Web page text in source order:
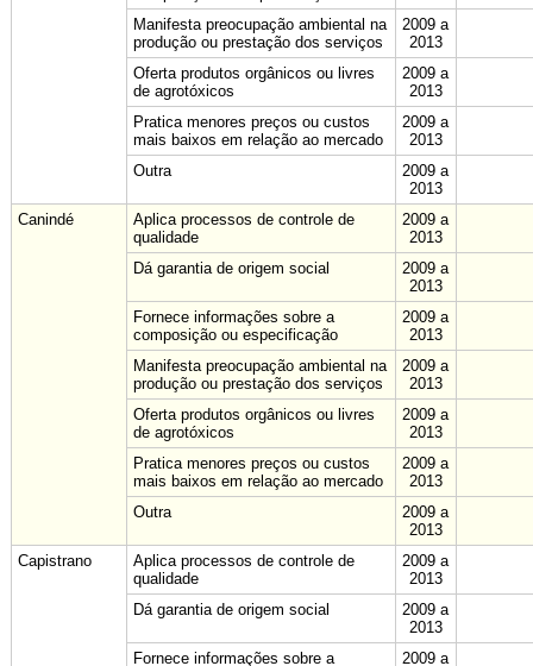
Manifesta preocupação ambiental na
produção ou prestação dos serviços
2009 a
2013
Oferta produtos orgânicos ou livres
de agrotóxicos
2009 a
2013
Pratica menores preços ou custos
mais baixos em relação ao mercado
2009 a
2013
Outra
2009 a
2013
Canindé
Aplica processos de controle de
qualidade
2009 a
2013
Dá garantia de origem social
2009 a
2013
Fornece informações sobre a
composição ou especificação
2009 a
2013
Manifesta preocupação ambiental na
produção ou prestação dos serviços
2009 a
2013
Oferta produtos orgânicos ou livres
de agrotóxicos
2009 a
2013
Pratica menores preços ou custos
mais baixos em relação ao mercado
2009 a
2013
Outra
2009 a
2013
Capistrano
Aplica processos de controle de
qualidade
2009 a
2013
Dá garantia de origem social
2009 a
2013
Fornece informações sobre a
2009 a